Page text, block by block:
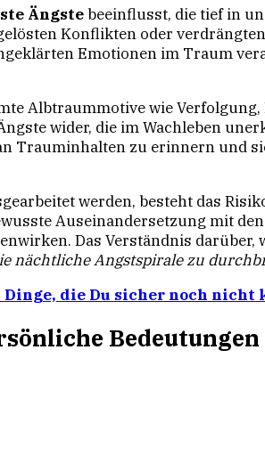
Ängstebeeinflusst, die tief in
Konflikten oder
Emotionen im Traum
Albtraummotive wie
wider, die im Wachleben
Trauminhalten zu erinnern und
werden, besteht das
Auseinandersetzung mit
Das Verständnis
nächtliche Angstspirale zu
Dinge, die Du sicher noch nicht
Bedeutungen